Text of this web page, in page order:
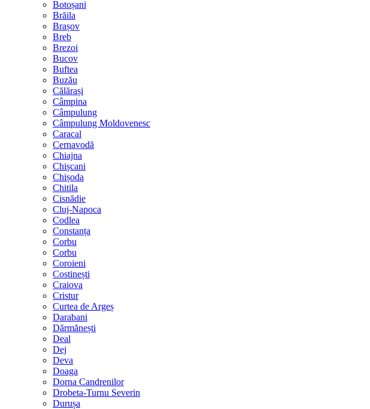
Botoșani
Brăila
Brașov
Breb
Brezoi
Bucov
Buftea
Buzău
Călărași
Câmpina
Câmpulung
Câmpulung Moldovenesc
Caracal
Cernavodă
Chiajna
Chișcani
Chișoda
Chitila
Cisnădie
Cluj-Napoca
Codlea
Constanța
Corbu
Corbu
Coroieni
Costinești
Craiova
Cristur
Curtea de Argeș
Darabani
Dărmănești
Deal
Dej
Deva
Doaga
Dorna Candrenilor
Drobeta-Turnu Severin
Durușa